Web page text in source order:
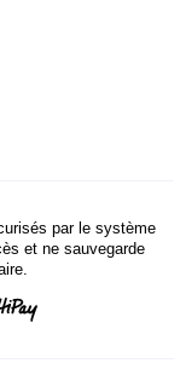
par le système
et ne sauvegarde